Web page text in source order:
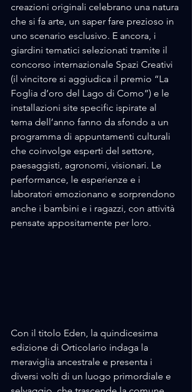
creazioni originali celebrano una natura
che si fa arte, un saper fare prezioso in
uno scenario esclusivo. E ancora, i
giardini tematici selezionati tramite il
concorso internazionale Spazi Creativi
(il vincitore si aggiudica il premio “La
Foglia d’oro del Lago di Como”) e le
installazioni site specific ispirate al
tema dell’anno fanno da sfondo a un
programma di appuntamenti culturali
che coinvolge esperti del settore,
paesaggisti, agronomi, visionari. Le
performance, le esperienze e i
laboratori emozionano e sorprendono
anche i bambini e i ragazzi, con attività
pensate appositamente per loro.
Con il titolo Eden, la quindicesima
edizione di Orticolario indaga la
meraviglia ancestrale e presenta i
diversi volti di un luogo primordiale e